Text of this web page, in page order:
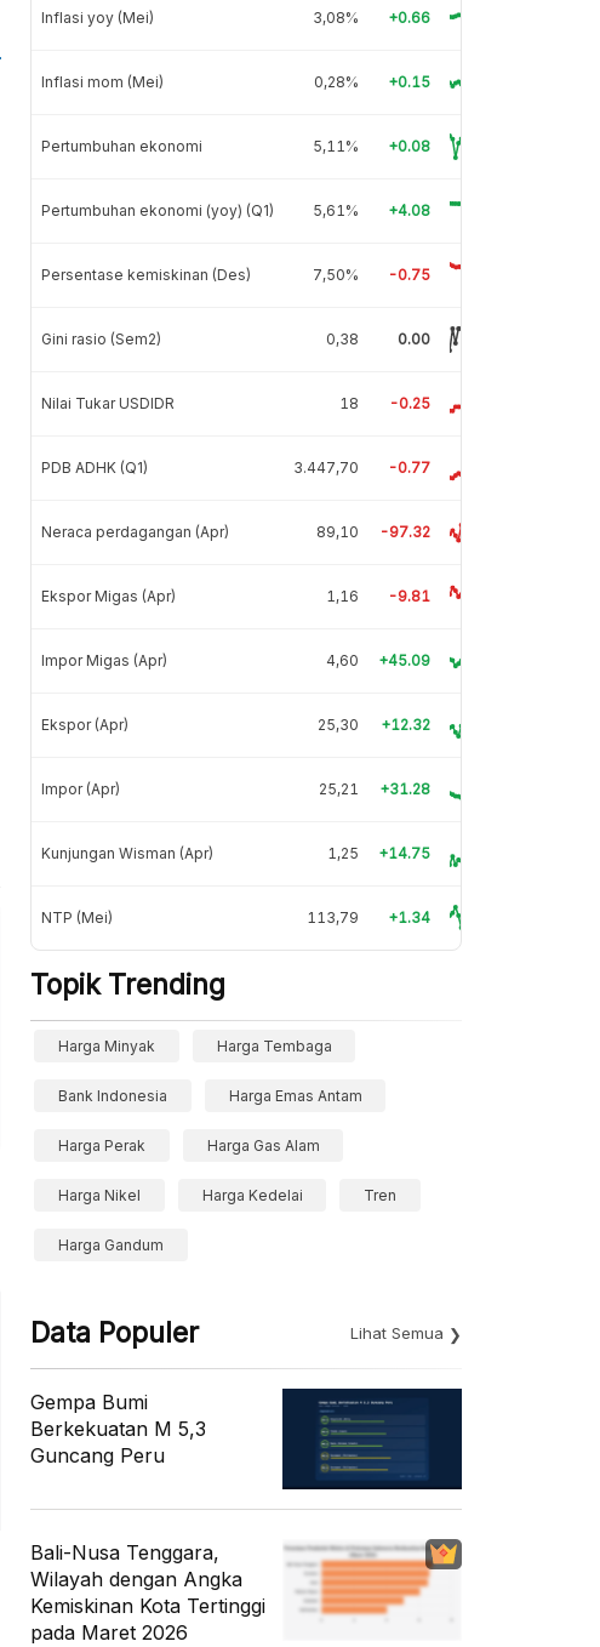
Inflasi yoy (Mei) 3,08% +0.66
Inflasi mom (Mei) 0,28% +0.15
Pertumbuhan ekonomi 5,11% +0.08
Pertumbuhan ekonomi (yoy) (Q1) 5,61% +4.08
Persentase kemiskinan (Des) 7,50% -0.75
Gini rasio (Sem2) 0,38 0.00
Nilai Tukar USDIDR 18 -0.25
PDB ADHK (Q1) 3.447,70 -0.77
Neraca perdagangan (Apr) 89,10 -97.32
Ekspor Migas (Apr) 1,16 -9.81
Impor Migas (Apr) 4,60 +45.09
Ekspor (Apr) 25,30 +12.32
Impor (Apr) 25,21 +31.28
Kunjungan Wisman (Apr) 1,25 +14.75
NTP (Mei) 113,79 +1.34
Topik Trending
Harga Minyak Harga Tembaga
Bank Indonesia Harga Emas Antam
Harga Perak Harga Gas Alam
Harga Nikel Harga Kedelai Tren
Harga Gandum
Data Populer Lihat Semua
Gempa Bumi
Berkekuatan M 5,3
Guncang Peru
Bali-Nusa Tenggara,
Wilayah dengan Angka
Kemiskinan Kota Tertinggi
pada Maret 2026